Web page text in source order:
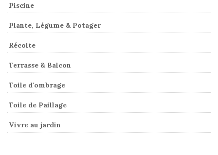
Piscine
Plante, Légume & Potager
Récolte
Terrasse & Balcon
Toile d'ombrage
Toile de Paillage
Vivre au jardin